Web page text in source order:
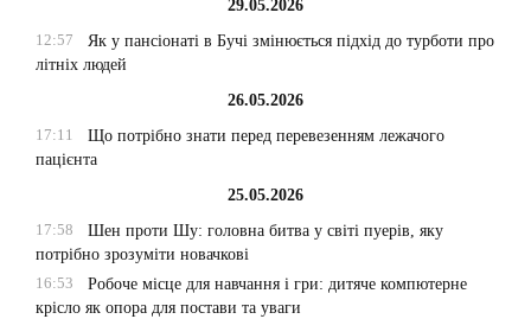
29.05.2026
12:57
Як у пансіонаті в Бучі змінюється підхід до турботи про
літніх людей
26.05.2026
17:11
Що потрібно знати перед перевезенням лежачого
пацієнта
25.05.2026
17:58
Шен проти Шу: головна битва у світі пуерів, яку
потрібно зрозуміти новачкові
16:53
Робоче місце для навчання і гри: дитяче компютерне
крісло як опора для постави та уваги